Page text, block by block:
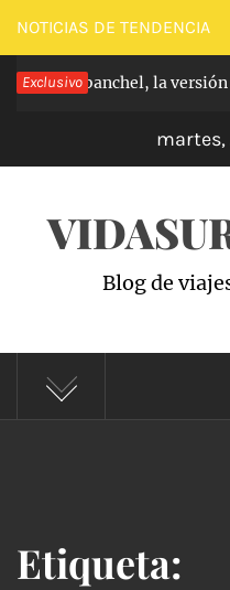
Saltar
al
contenido
NOTICIAS DE TENDENCIA
Exclusivo
de Carabanchel, la versión
martes,
Blog de
Etiqueta: